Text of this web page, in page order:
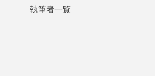
執筆者一覧